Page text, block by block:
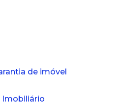
de imóvel
Imobiliário